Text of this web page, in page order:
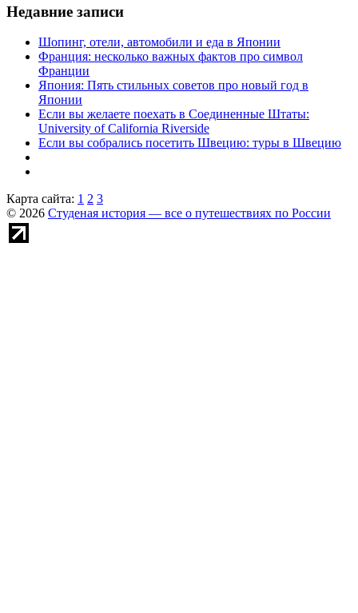
Недавние записи
Шопинг, отели, автомобили и еда в Японии
Франция: несколько важных фактов про символ
Франции
Япония: Пять стильных советов про новый год в
Японии
Если вы желаете поехать в Соединенные Штаты:
University of California Riverside
Если вы собрались посетить Швецию: туры в Швецию
Карта сайта: 1 2 3
© 2026 Студеная история — все о путешествиях по России